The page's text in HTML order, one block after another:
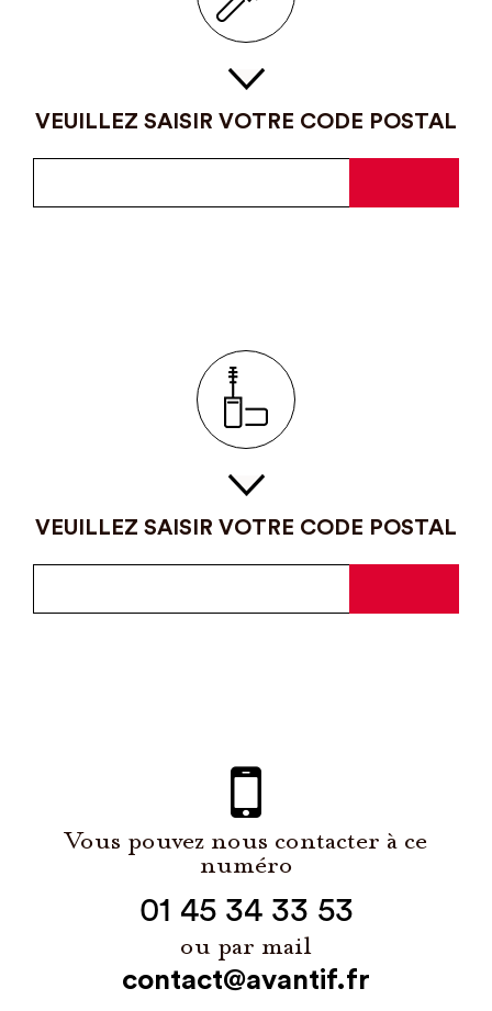
VEUILLEZ SAISIR VOTRE CODE POSTAL
VEUILLEZ SAISIR VOTRE CODE POSTAL
Vous pouvez nous contacter à ce
numéro
01 45 34 33 53
ou par mail
contact@avantif.fr